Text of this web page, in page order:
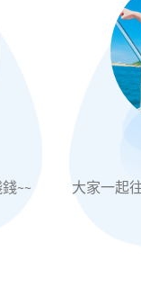
~~
大家一起